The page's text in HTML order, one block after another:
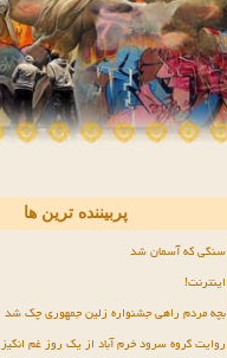
پربیننده ترین ها
سنگی که آسمان شد
اینترنت!
بچه مردم راهی جشنواره زلین جمهوری چک شد
روایت گروه سرود خرم آباد از یک روز غم انگیز